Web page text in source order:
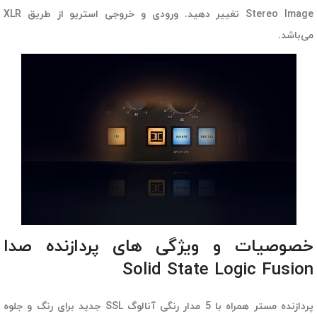
Stereo Image تغییر دهید. ورودی و خروجی استریو از طریق XLR
می‌باشد.
خصوصیات و ویژگی های پردازنده صدا
Solid State Logic Fusion
پردازنده مستر همراه با 5 مدار رنگی آنالوگ SSL جدید برای رنگ و جلوه